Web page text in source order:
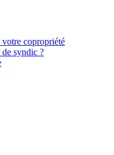
copropriété
syndic ?